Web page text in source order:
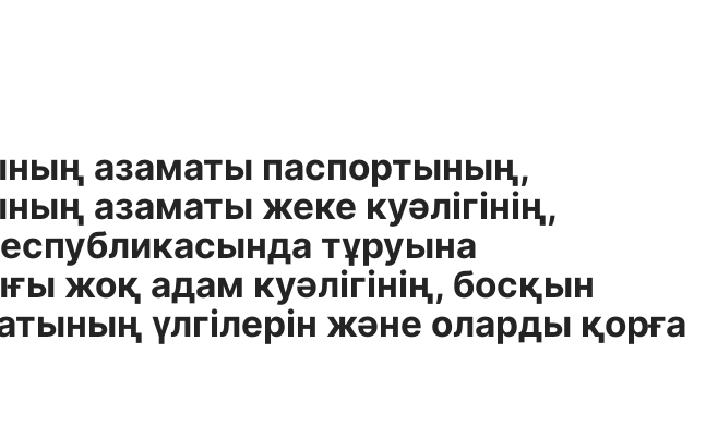
азаматы паспортының,
азаматы жеке куәлігінің,
тұруына
жоқ адам куәлігінің, босқын
үлгілерін және оларды қорға